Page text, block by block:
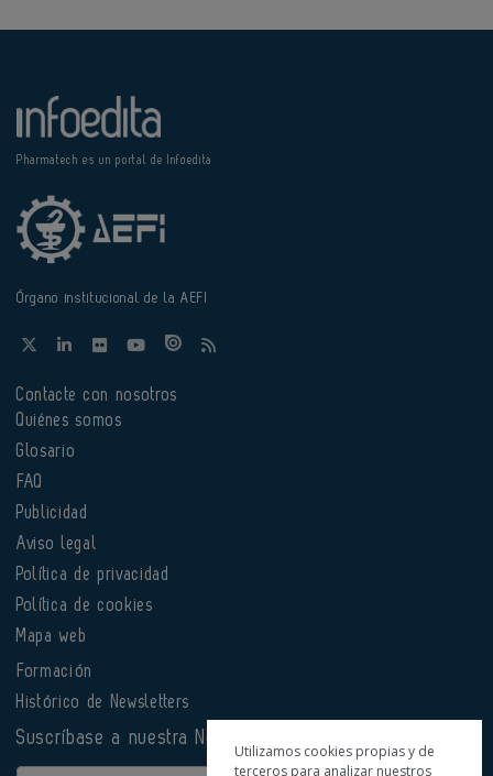
Pharmatech es un portal de Infoedita
Órgano institucional de la AEFI
Contacte con nosotros
Quiénes somos
Glosario
FAQ
Publicidad
Aviso legal
Política de privacidad
Política de cookies
Mapa web
Formación
Histórico de Newsletters
Suscríbase a nuestra Newsletter
Utilizamos cookies propias y de
terceros para analizar nuestros